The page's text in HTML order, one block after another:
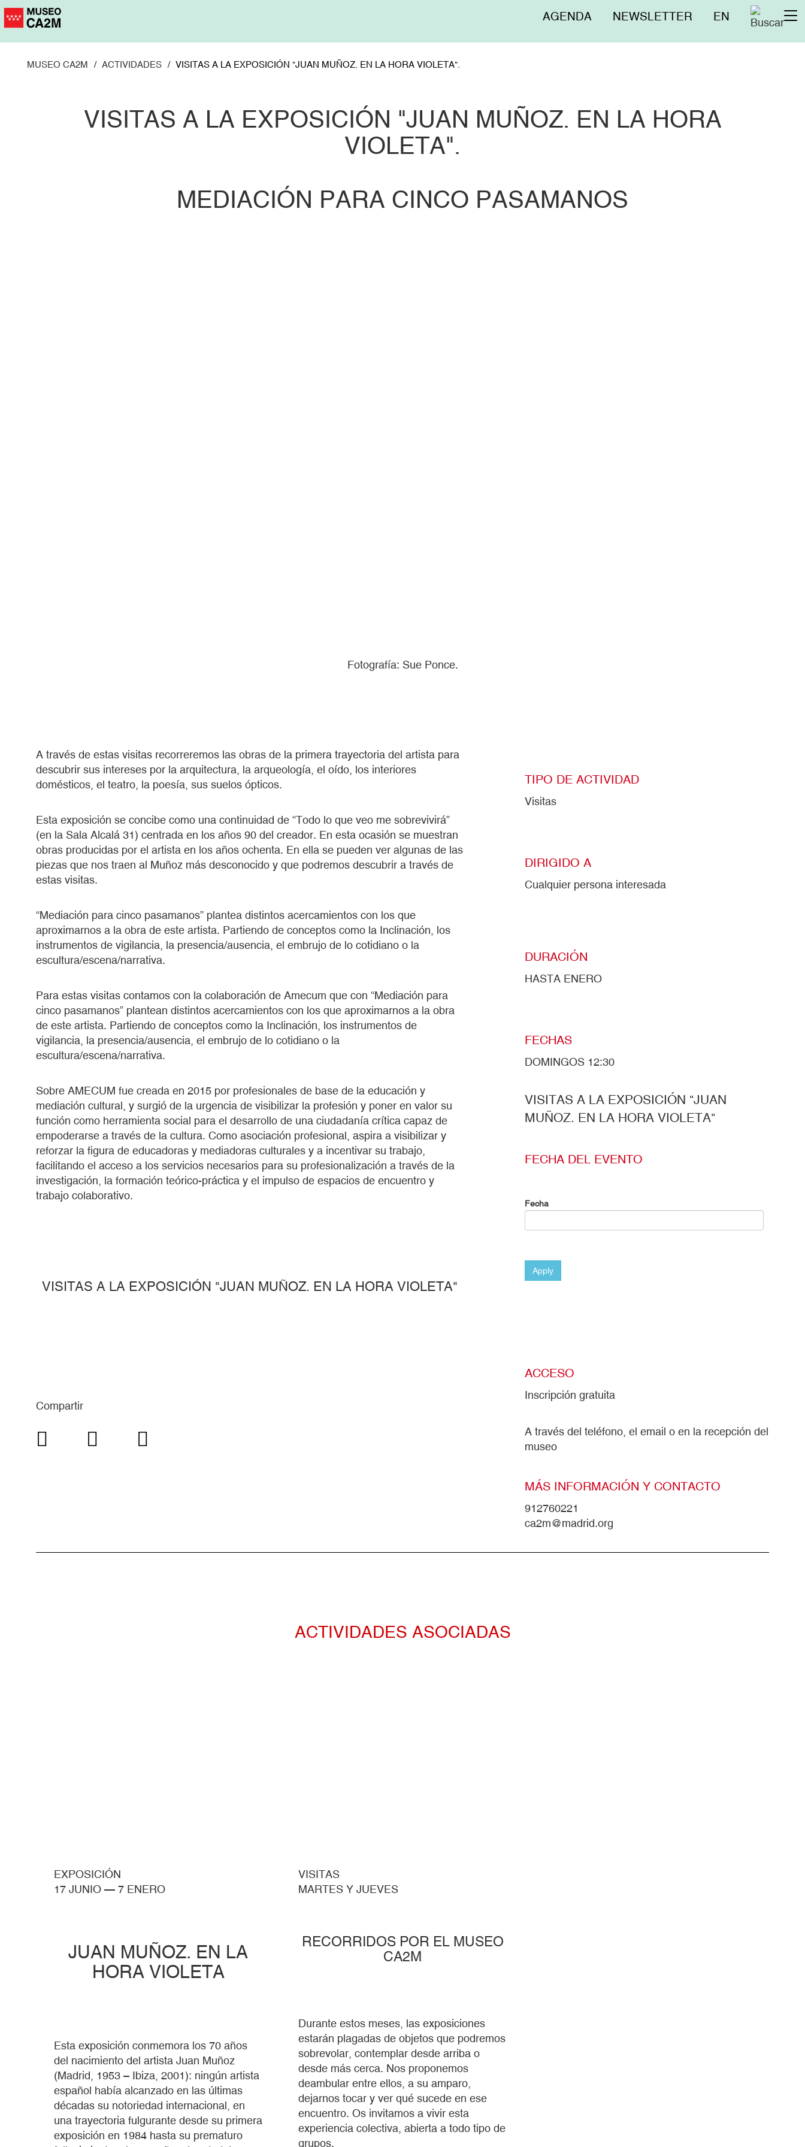
Pasar
Menú
AGENDA NEWSLETTER EN
MUSEO CA2M ACTIVIDADES VISITAS A LA EXPOSICIÓN "JUAN MUÑOZ. EN LA HORA VIOLETA".
VISITAS A LA EXPOSICIÓN "JUAN MUÑOZ. EN LA HORA
VIOLETA".
MEDIACIÓN PARA CINCO PASAMANOS
Fotografía: Sue Ponce.
A través de estas visitas recorreremos las obras de la primera trayectoria del artista para
descubrir sus intereses por la arquitectura, la arqueología, el oído, los interiores
domésticos, el teatro, la poesía, sus suelos ópticos.
Esta exposición se concibe como una continuidad de “Todo lo que veo me sobrevivirá”
(en la Sala Alcalá 31) centrada en los años 90 del creador. En esta ocasión se muestran
obras producidas por el artista en los años ochenta. En ella se pueden ver algunas de las
piezas que nos traen al Muñoz más desconocido y que podremos descubrir a través de
estas visitas.
“Mediación para cinco pasamanos” plantea distintos acercamientos con los que
aproximarnos a la obra de este artista. Partiendo de conceptos como la Inclinación, los
instrumentos de vigilancia, la presencia/ausencia, el embrujo de lo cotidiano o la
escultura/escena/narrativa.
Para estas visitas contamos con la colaboración de Amecum que con “Mediación para
cinco pasamanos” plantean distintos acercamientos con los que aproximarnos a la obra
de este artista. Partiendo de conceptos como la Inclinación, los instrumentos de
vigilancia, la presencia/ausencia, el embrujo de lo cotidiano o la
escultura/escena/narrativa.
Sobre AMECUM fue creada en 2015 por profesionales de base de la educación y
mediación cultural, y surgió de la urgencia de visibilizar la profesión y poner en valor su
función como herramienta social para el desarrollo de una ciudadanía crítica capaz de
empoderarse a través de la cultura. Como asociación profesional, aspira a visibilizar y
reforzar la figura de educadoras y mediadoras culturales y a incentivar su trabajo,
facilitando el acceso a los servicios necesarios para su profesionalización a través de la
investigación, la formación teórico-práctica y el impulso de espacios de encuentro y
trabajo colaborativo.
VISITAS A LA EXPOSICIÓN "JUAN MUÑOZ. EN LA HORA VIOLETA"
Compartir
TIPO DE ACTIVIDAD
Visitas
DIRIGIDO A
Cualquier persona interesada
DURACIÓN
HASTA ENERO
FECHAS
DOMINGOS 12:30
VISITAS A LA EXPOSICIÓN "JUAN
MUÑOZ. EN LA HORA VIOLETA"
FECHA DEL EVENTO
Fecha
Apply
ACCESO
Inscripción gratuita
A través del teléfono, el email o en la recepción del
museo
MÁS INFORMACIÓN Y CONTACTO
912760221
ca2m@madrid.org
ACTIVIDADES ASOCIADAS
EXPOSICIÓN
17 JUNIO — 7 ENERO
JUAN MUÑOZ. EN LA
HORA VIOLETA
Esta exposición conmemora los 70 años
del nacimiento del artista Juan Muñoz
(Madrid, 1953 – Ibiza, 2001): ningún artista
español había alcanzado en las últimas
décadas su notoriedad internacional, en
una trayectoria fulgurante desde su primera
exposición en 1984 hasta su prematuro
VISITAS
MARTES Y JUEVES
RECORRIDOS POR EL MUSEO
CA2M
Durante estos meses, las exposiciones
estarán plagadas de objetos que podremos
sobrevolar, contemplar desde arriba o
desde más cerca. Nos proponemos
deambular entre ellos, a su amparo,
dejarnos tocar y ver qué sucede en ese
encuentro. Os invitamos a vivir esta
experiencia colectiva, abierta a todo tipo de
grupos.